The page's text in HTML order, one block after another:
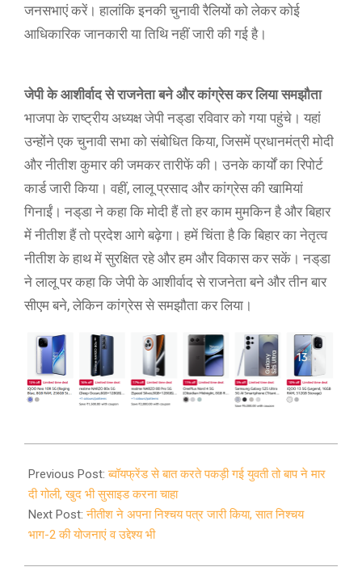
जनसभाएं करें। हालांकि इनकी चुनावी रैलियों को लेकर कोई
आधिकारिक जानकारी या तिथि नहीं जारी की गई है।
जेपी के आशीर्वाद से राजनेता बने और कांग्रेस कर लिया समझौता
भाजपा के राष्ट्रीय अध्यक्ष जेपी नड्‌डा रविवार को गया पहुंचे। यहां
उन्होंने एक चुनावी सभा को संबोधित किया, जिसमें प्रधानमंत्री मोदी
और नीतीश कुमार की जमकर तारीफें की। उनके कार्यों का रिपोर्ट
कार्ड जारी किया। वहीं, लालू प्रसाद और कांग्रेस की खामियां
गिनाईं। नड्‌डा ने कहा कि मोदी हैं तो हर काम मुमकिन है और बिहार
में नीतीश हैं तो प्रदेश आगे बढ़ेगा। हमें चिंता है कि बिहार का नेतृत्व
नीतीश के हाथ में सुरक्षित रहे और हम और विकास कर सकें। नड्‌डा
ने लालू पर कहा कि जेपी के आशीर्वाद से राजनेता बने और तीन बार
सीएम बने, लेकिन कांग्रेस से समझौता कर लिया।
10-
12
Previous Post:ब्वॉयफ्रेंड से बात करते पकड़ी गई युवती तो बाप ने मार
दी गोली, खुद भी सुसाइड करना चाहा
Next Post:नीतीश ने अपना निश्चय पत्र जारी किया, सात निश्चय
भाग-2 की योजनाएं व उद्देश्य भी